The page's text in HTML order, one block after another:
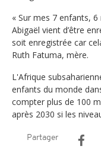
« Sur mes 7 enfants,
Abigaël vient d’être
soit enregistrée car
Ruth Fatuma, mère.
L'Afrique
enfants du monde
compter plus de 100
après 2030 si les
Partager